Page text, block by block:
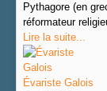
Pythagore (en
réformateur
Lire la suite...
Évariste Galois